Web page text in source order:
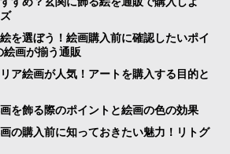
を選ぼう！絵画購入前に確認したいポイ
画が揃う通販
ア絵画が人気！アートを購入する目的と
画を飾る際のポイントと絵画の色の効果
画の購入前に知っておきたい魅力！リトグ